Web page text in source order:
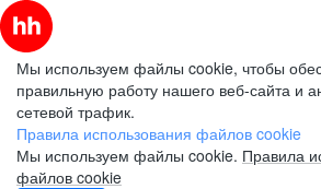
Мы используем файлы cookie, чтобы
правильную работу нашего веб-сайта и
сетевой трафик.
Правила использования файлов cookie
Мы используем файлы cookie. Правила
файлов cookie